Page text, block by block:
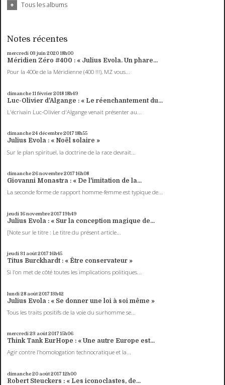
Tous les albums
Notes récentes
mercredi 03 juin 202018h00
Méridien Zéro #400 : « Julius Evola. Un phare...
Pour la 400e de la Méridienne (400 !!!), MZ vous...
dimanche 11 février 201818h49
Luc-Olivier d'Algange : « Le réenchantement du...
L'écrivain Luc-Olivier d'Algange venait présenter au...
dimanche 24 décembre 201718h55
Julius Evola : « Noël solaire »
Sur le plan spirituel, la doctrine de la race devrait...
dimanche 26novembre 201716h08
Giovanni Monastra : « De l'imitation de la...
La seconde forme de rapport homme-femme est typique de...
jeudi 16novembre 201719h49
Julius Evola : « Sur la conception magique de...
[Note sur le titre : Le titre du présent article...
jeudi 31 août 201716h45
Titus Burckhardt : « Être conservateur »
Si l’on met de côté toutes les implications politiques...
lundi 28 août 201713h42
Julius Evola : « Se donner une loi à soi même »
Tous les traits positifs de la voie du surhomme se...
mercredi 23 août 201715h06
Think Tank EurHope : « Une autre Europe est...
Agir contre l’homologation technocratique et la...
dimanche 20 août 201712h00
Robert Steuckers : « Les iconoclastes, de...